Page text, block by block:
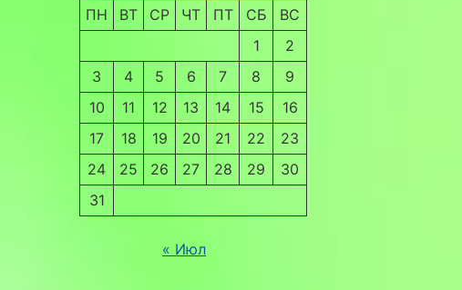
ПН ВТ СР ЧТ ПТ СБ
ВС
1
2
3
4 5 6 7 8
9
10
11 12 13 14 15
16
17
18 19 20 21 22
23
24
25 26 27 28 29
30
31
« Июл